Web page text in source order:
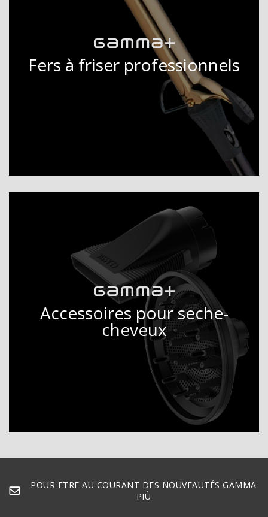
Fers à friser professionnels
Accessoires pour seche-
cheveux
POUR ETRE AU COURANT DES NOUVEAUTÉS GAMMA
PIÙ